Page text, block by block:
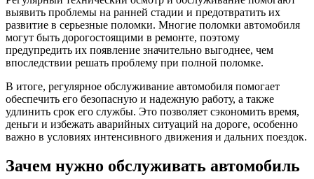
выявить проблемы на ранней стадии и предотвратить их
развитие в серьезные поломки. Многие поломки автомобиля
могут быть дорогостоящими в ремонте, поэтому
предупредить их появление значительно выгоднее, чем
впоследствии решать проблему при полной поломке.
В итоге, регулярное обслуживание автомобиля помогает
обеспечить его безопасную и надежную работу, а также
удлинить срок его службы. Это позволяет сэкономить время,
деньги и избежать аварийных ситуаций на дороге, особенно
важно в условиях интенсивного движения и дальних поездок.
Зачем нужно обслуживать автомобиль